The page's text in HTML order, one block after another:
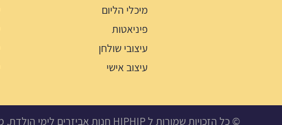
מיכלי הליום
פיניאטות
עיצובי שולחן
עיצוב אישי
© כל הזכויות שמורות ל HIPHIP חנות אביזרים לימי הולדת, מסיבות ואירועים